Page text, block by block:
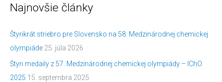
Najnovšie články
Štyrikrát striebro pre Slovensko na 58. Medzinárodnej chemickej
olympiáde 25. júla 2026
Štyri medaily z 57. Medzinárodnej chemickej olympiády – IChO
2025 15. septembra 2025